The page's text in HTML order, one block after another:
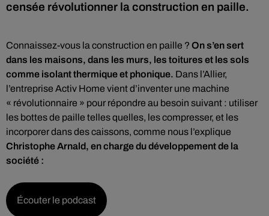
censée révolutionner la construction en paille.
Connaissez-vous la construction en paille ? On s’en sert
dans les maisons, dans les murs, les toitures et les sols
comme isolant thermique et phonique. Dans l’Allier,
l’entreprise Activ Home vient d’inventer une machine
« révolutionnaire » pour répondre au besoin suivant : utiliser
les bottes de paille telles quelles, les compresser, et les
incorporer dans des caissons, comme nous l’explique
Christophe Arnald, en charge du développement de la
société :
Écouter le podcast